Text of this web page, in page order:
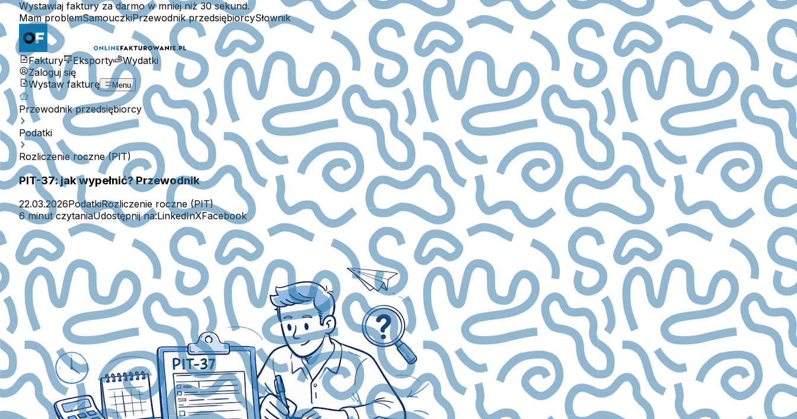
Wystawiaj faktury za darmo w mniej niż 30 sekund.
Mam problemSamouczkiPrzewodnik przedsiębiorcySłownik
Faktury Eksporty
Wydatki
Zaloguj się
Wystaw fakturę
Menu
Przewodnik przedsiębiorcy
Podatki
Rozliczenie roczne (PIT)
PIT-37: jak wypełnić? Przewodnik
22.03.2026PodatkiRozliczenie roczne (PIT)
6 minut czytaniaUdostępnij na:LinkedInXFacebook